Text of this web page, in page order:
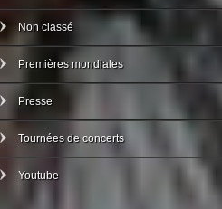
Non classé
Premières mondiales
Presse
Tournées de concerts
Youtube